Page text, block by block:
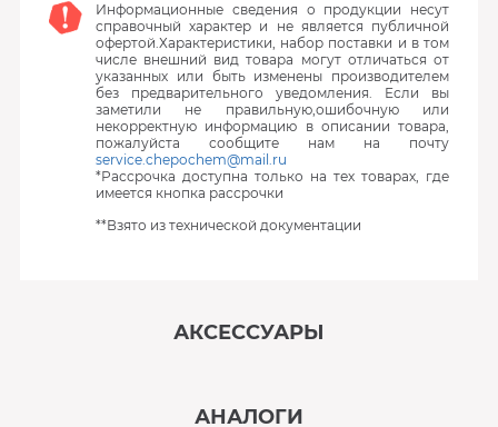
Информационные сведения о продукции несут
справочный характер и не является публичной
офертой.Характеристики, набор поставки и в том
числе внешний вид товара могут отличаться от
указанных или быть изменены производителем
без предварительного уведомления. Если вы
заметили не правильную,ошибочную или
некорректную информацию в описании товара,
пожалуйста сообщите нам на почту
service.chepochem@mail.ru
*Рассрочка доступна только на тех товарах, где
имеется кнопка рассрочки
**Взято из технической документации
АКСЕССУАРЫ
АНАЛОГИ